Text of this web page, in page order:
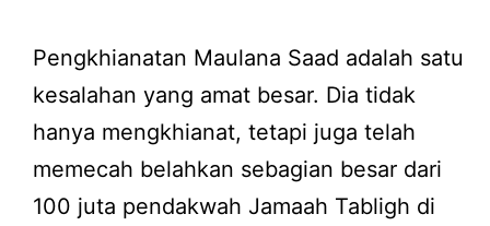
Pengkhianatan Maulana Saad adalah satu
kesalahan yang amat besar. Dia tidak
hanya mengkhianat, tetapi juga telah
memecah belahkan sebagian besar dari
100 juta pendakwah Jamaah Tabligh di